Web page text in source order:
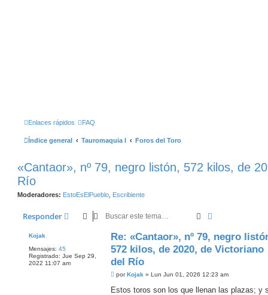
Enlaces rápidos FAQ
Índice general Tauromaquia I Foros del Toro
«Cantaor», nº 79, negro listón, 572 kilos, de
Río
Moderadores: EstoEsElPueblo Escribiente
Responder Buscar
Kojak
Mensajes: 45
Registrado: Jue Sep 29,
2022 11:07 am
Re: «Cantaor», nº 79, negro
572 kilos, de 2020, de Victoriano
del Río
M
n
porKojak » Lun Jun 01, 2026 12:23 am
Estos toros son los que llenan las plazas; y